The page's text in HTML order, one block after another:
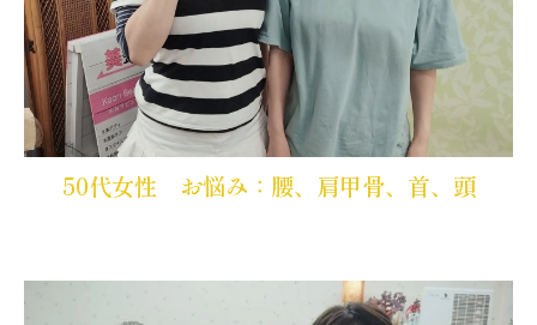
50代女性 お悩み：腰、肩甲骨、首、頭